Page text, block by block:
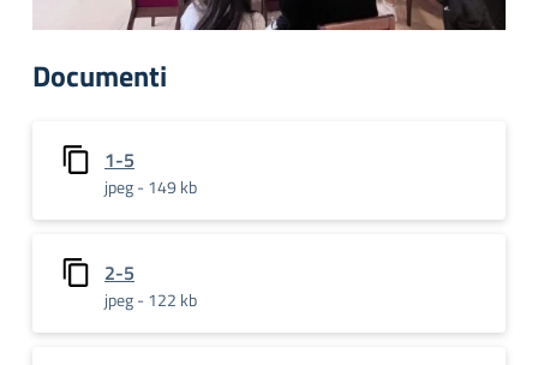
Documenti
1-5
jpeg - 149 kb
2-5
jpeg - 122 kb